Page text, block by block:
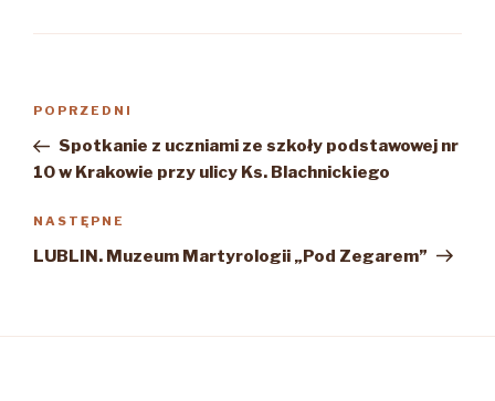
Poprzedni
wpis
POPRZEDNI
Spotkanie z uczniami ze szkoły podstawowej nr
10 w Krakowie przy ulicy Ks. Blachnickiego
Następny
wpis
NASTĘPNE
LUBLIN. Muzeum Martyrologii „Pod Zegarem”